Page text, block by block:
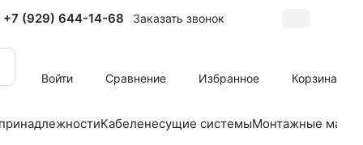
+7 (929) 644-14-68 Заказать звонок
Войти Сравнение Избранное Корзина
Кабеленесущие системыМонтажные